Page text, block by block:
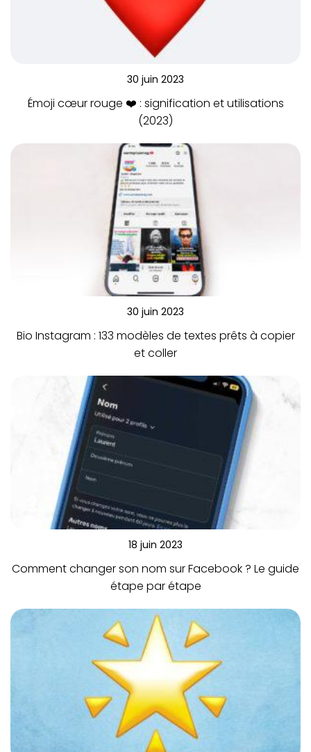
30 juin 2023
Émoji cœur rouge ❤️ : signification et utilisations
(2023)
30 juin 2023
Bio Instagram : 133 modèles de textes prêts à copier
et coller
18 juin 2023
Comment changer son nom sur Facebook ? Le guide
étape par étape